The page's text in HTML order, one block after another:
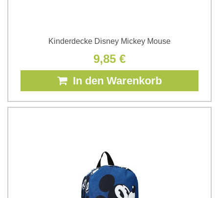
Kinderdecke Disney Mickey Mouse
9,85 €
In den Warenkorb